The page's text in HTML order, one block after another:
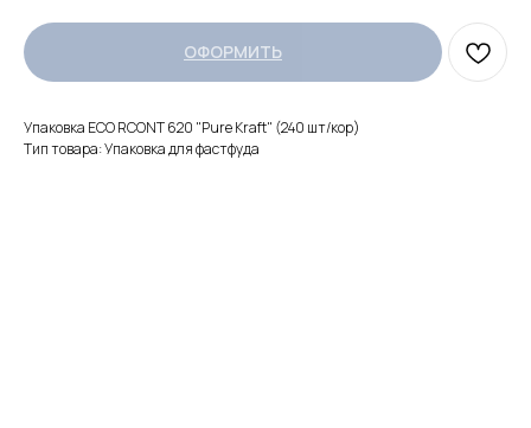
ОФОРМИТЬ
Упаковка ECO RCONT 620 "Pure Kraft" (240 шт/кор)
Тип товара: Упаковка для фастфуда